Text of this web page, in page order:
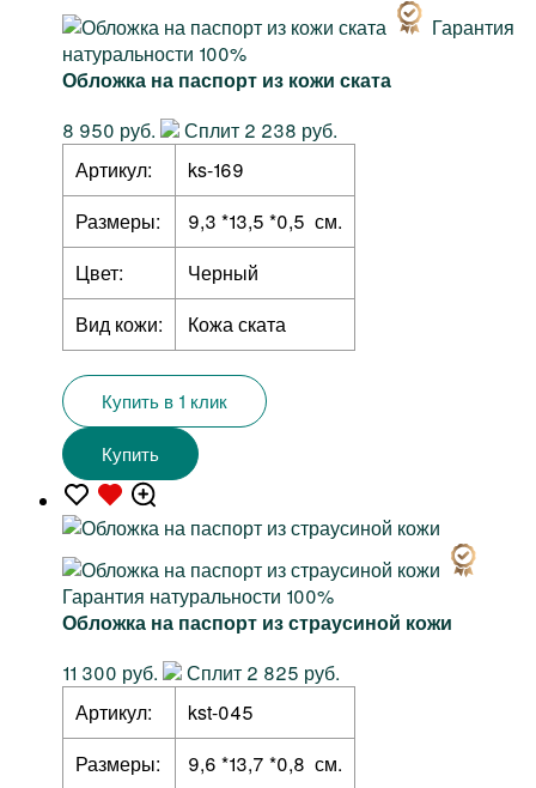
Гарантия
натуральности 100%
Обложка на паспорт из кожи ската
8 950 руб.
Сплит 2 238 руб.
Артикул:
ks-169
Размеры:
9,3 *13,5 *0,5 см.
Цвет:
Черный
Вид кожи:
Кожа ската
Купить в 1 клик
Купить
Гарантия натуральности 100%
Обложка на паспорт из страусиной кожи
11 300 руб.
Сплит 2 825 руб.
Артикул:
kst-045
Размеры:
9,6 *13,7 *0,8 см.